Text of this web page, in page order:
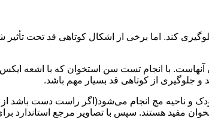
کند. اما برخی از اشکال کوتاهی قد تحت تأثیر
با انجام تست سن استخوان که با اشعه
جلوگیری از کوتاهی قد بسیار مهم باشد.
کودک و ناحیه مچ انجام می‌شود(اگر راست دست
مفید هستند. سپس با تصاویر مرجع